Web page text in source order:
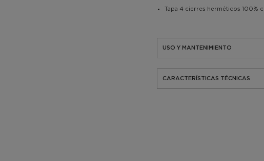
Tapa 4 cierres herméticos 100%
USO Y MANTENIMIENTO
CARACTERÍSTICAS TÉCNICAS